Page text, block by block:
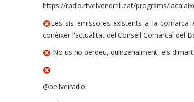
https://radio.rtvelvendrell.cat/programs/
Les sis emissores existents a la
conèixer l'actualitat del Consell Comarcal del
No us ho perdeu, quinzenalment, els
@bellveiradio